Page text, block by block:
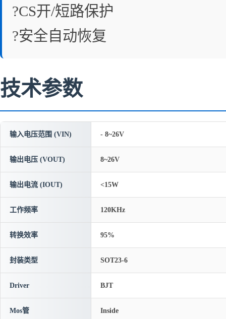
?CS开/短路保护
?安全自动恢复
技术参数
输入电压范围 (VIN) - 8~26V
输出电压 (VOUT) 8~26V
输出电流 (IOUT) <15W
工作频率 120KHz
转换效率 95%
封装类型 SOT23-6
Driver BJT
Mos管 Inside